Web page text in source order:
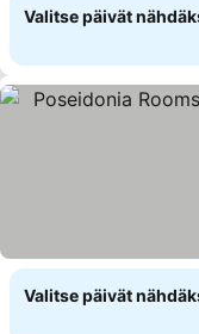
Valitse päivät
Valitse päivät